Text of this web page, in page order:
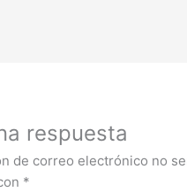
respuesta
de correo electrónico no
*